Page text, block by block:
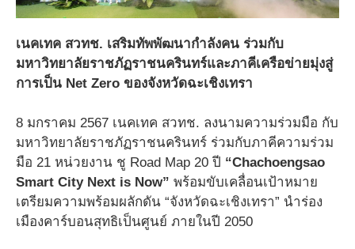
เนคเทค สวทช. เสริมทัพพัฒนากำลังคน ร่วมกับ
มหาวิทยาลัยราชภัฏราชนครินทร์และภาคีเครือข่ายมุ่งสู่
การเป็น Net Zero ของจังหวัดฉะเชิงเทรา
8 มกราคม 2567 เนคเทค สวทช. ลงนามความร่วมมือ กับ
มหาวิทยาลัยราชภัฏราชนครินทร์ ร่วมกับภาคีความร่วม
มือ 21 หน่วยงาน ชู Road Map 20 ปี “Chachoengsao
Smart City Next is Now” พร้อมขับเคลื่อนเป้าหมาย
เตรียมความพร้อมผลักดัน “จังหวัดฉะเชิงเทรา” นำร่อง
เมืองคาร์บอนสุทธิเป็นศูนย์ ภายในปี 2050